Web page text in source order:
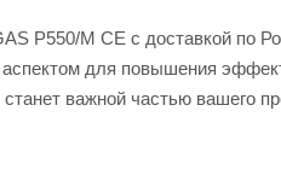
P550/M CE с доставкой по
для повышения
важной частью вашего